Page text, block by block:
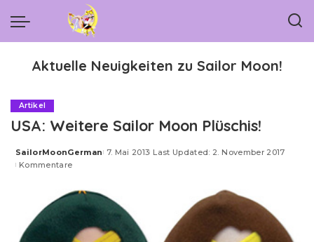
Aktuelle Neuigkeiten zu Sailor Moon!
Artikel
USA: Weitere Sailor Moon Plüschis!
Posted
by
SailorMoonGerman 7. Mai 2013 Last Updated: 2. November 2017
Kommentare